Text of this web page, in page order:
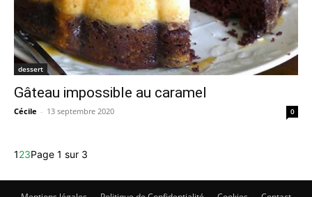
dessert
Gâteau impossible au caramel
Cécile - 13 septembre 2020 0
123Page 1 sur 3